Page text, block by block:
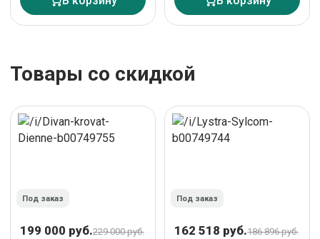
Товары со скидкой
Под заказ
199 000 руб.229 000 руб.
Под заказ
162 518 руб.186 896 руб.